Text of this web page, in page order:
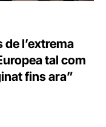
de l’extrema
tal com
fins ara”